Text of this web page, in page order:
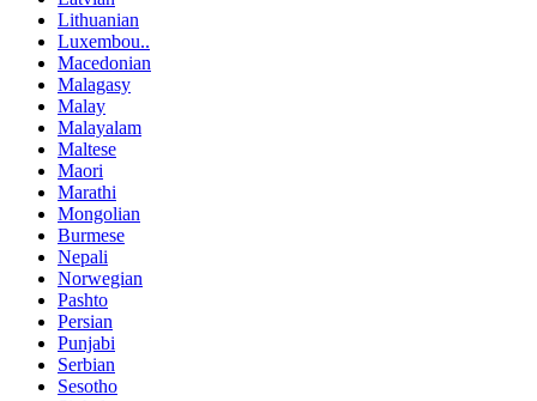
Lithuanian
Luxembou..
Macedonian
Malagasy
Malay
Malayalam
Maltese
Maori
Marathi
Mongolian
Burmese
Nepali
Norwegian
Pashto
Persian
Punjabi
Serbian
Sesotho